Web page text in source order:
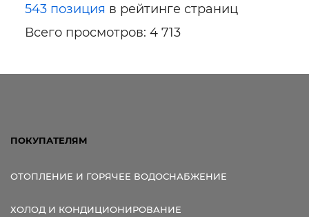
543 позиция в рейтинге страниц
Всего просмотров: 4 713
ПОКУПАТЕЛЯМ
ОТОПЛЕНИЕ И ГОРЯЧЕЕ ВОДОСНАБЖЕНИЕ
ХОЛОД И КОНДИЦИОНИРОВАНИЕ